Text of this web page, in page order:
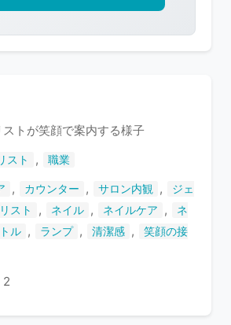
護
い
ま
トが笑顔で案内する様子
スト , 職業
, カウンター , サロン内観 ,
ジェ
スト , ネイル , ネイルケア ,
ネ
ル , ランプ , 清潔感 ,
笑顔の接
2